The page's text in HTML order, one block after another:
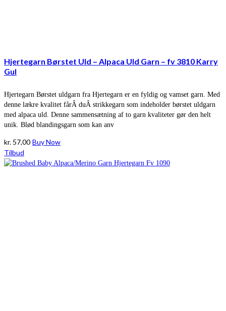
Hjertegarn Børstet Uld – Alpaca Uld Garn – fv 3810 Karry
Gul
Hjertegarn Børstet uldgarn fra Hjertegarn er en fyldig og vamset garn. Med
denne lækre kvalitet fårÂ duÂ strikkegarn som indeholder børstet uldgarn
med alpaca uld. Denne sammensætning af to garn kvaliteter gør den helt
unik. Blød blandingsgarn som kan anv
kr. 57,00 Buy Now
Tilbud